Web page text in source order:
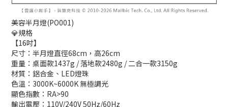
美容半月燈(PO001)
💎規格
【16吋】
尺寸：半月燈直徑68cm，高26cm
重量：桌面款1437g / 落地款2480g / 二合一款3150g
材質：鋁合金、LED燈珠
色溫：3000K~6000K 無極調光
顯色指數：RA>90
輸出電壓：110V/240V 50Hz/60Hz